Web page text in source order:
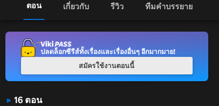
ตอน เกี่ยวกับ รีวิว ทีมคำบรรยาย
16 ตอน
ปลดล็อกซีรีส์ทั้งเรื่องและเรื่องอื่นๆ อีกมากมาย!
สมัครใช้งานตอนนี้